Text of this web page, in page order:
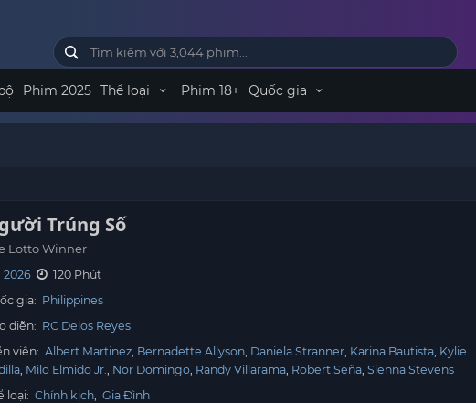
Phim 2025 Thể loại Phim 18+ Quốc gia
Trúng Số
Lotto Winner
2026
120 Phút
gia: Philippines
diễn: RC Delos Reyes
viên: Albert Martinez Bernadette Allyson Daniela Stranner Karina Bautista Kylie
Milo Elmido Jr. Nor Domingo Randy Villarama Robert Seña Sienna Stevens
loại: Chính kịch, Gia Đình